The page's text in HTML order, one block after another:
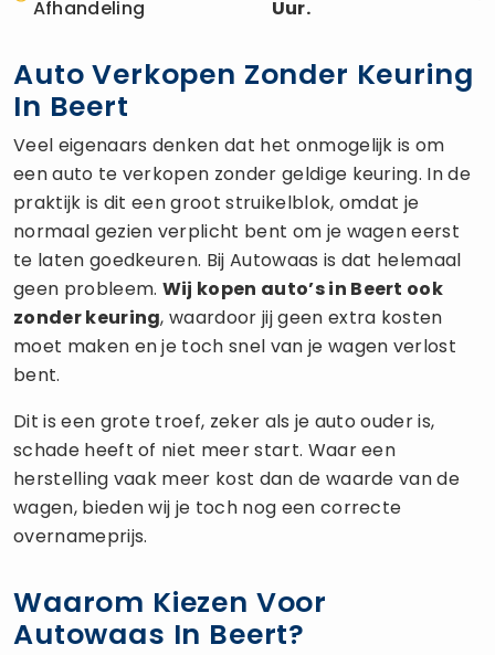
Afhandeling
Uur.
Auto Verkopen Zonder Keuring
In Beert
Veel eigenaars denken dat het onmogelijk is om
een auto te verkopen zonder geldige keuring. In de
praktijk is dit een groot struikelblok, omdat je
normaal gezien verplicht bent om je wagen eerst
te laten goedkeuren. Bij Autowaas is dat helemaal
geen probleem. Wij kopen auto’s in Beert ook
zonder keuring, waardoor jij geen extra kosten
moet maken en je toch snel van je wagen verlost
bent.
Dit is een grote troef, zeker als je auto ouder is,
schade heeft of niet meer start. Waar een
herstelling vaak meer kost dan de waarde van de
wagen, bieden wij je toch nog een correcte
overnameprijs.
Waarom Kiezen Voor
Autowaas In Beert?